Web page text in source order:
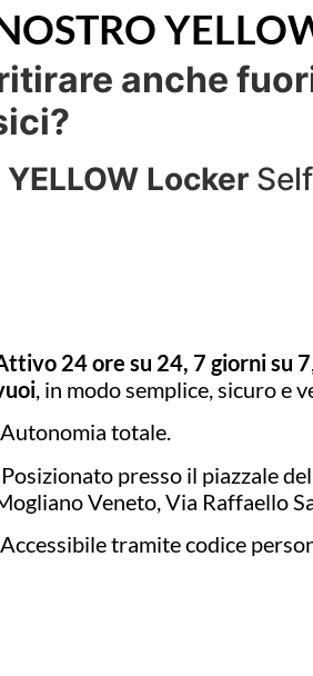
anche
YELLOW Locker
24 ore su 24, 7 giorni su 7
, in modo semplice, sicuro e
totale.
presso il piazzale
Veneto, Via Raffaello
tramite codice